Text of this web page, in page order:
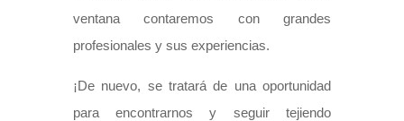
ventana contaremos con grandes
profesionales y sus experiencias.
¡De nuevo, se tratará de una oportunidad
para encontrarnos y seguir tejiendo